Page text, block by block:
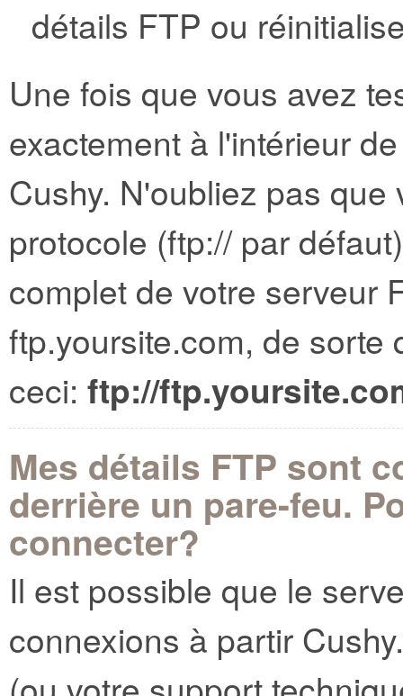
détails FTP ou
Une fois que vous avez
exactement à l'intérieur
Cushy. N'oubliez pas
protocole (ftp:// par
complet de votre serveur
ftp.yoursite.com, de sorte
ceci: ftp://
Mes détails FTP sont
derrière un pare-feu.
connecter?
Il est possible que le
connexions à partir